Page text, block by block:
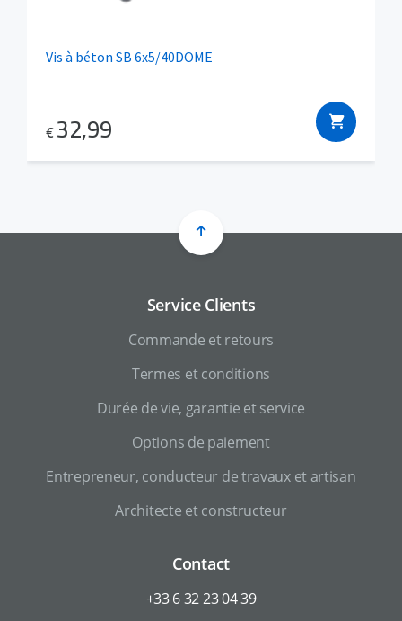
Vis à béton SB 6x5/40DOME
€ 32,99
Service Clients
Commande et retours
Termes et conditions
Durée de vie, garantie et service
Options de paiement
Entrepreneur, conducteur de travaux et artisan
Architecte et constructeur
Contact
+33 6 32 23 04 39